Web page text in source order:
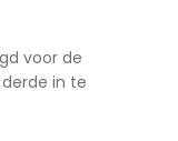
voor de
in te